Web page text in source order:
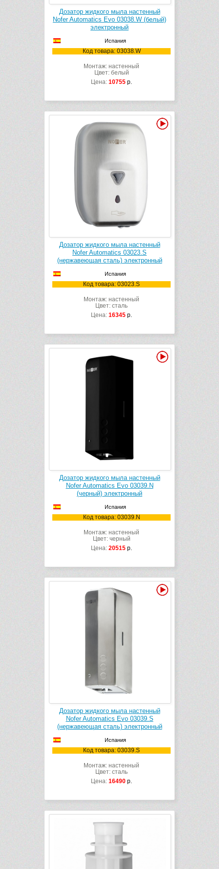
Дозатор жидкого мыла настенный
Nofer Automatics Evo 03038.W (белый)
электронный
Испания
Код товара: 03038.W
Монтаж: настенный
Цвет: белый
Цена: 10755 р.
Дозатор жидкого мыла настенный
Nofer Automatics 03023.S
(нержавеющая сталь) электронный
Испания
Код товара: 03023.S
Монтаж: настенный
Цвет: сталь
Цена: 16345 р.
Дозатор жидкого мыла настенный
Nofer Automatics Evo 03039.N
(черный) электронный
Испания
Код товара: 03039.N
Монтаж: настенный
Цвет: черный
Цена: 20515 р.
Дозатор жидкого мыла настенный
Nofer Automatics Evo 03039.S
(нержавеющая сталь) электронный
Испания
Код товара: 03039.S
Монтаж: настенный
Цвет: сталь
Цена: 16490 р.